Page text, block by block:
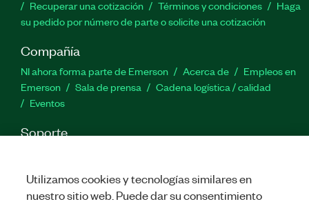
Recuperar una cotización
Términos y condiciones
Haga
su pedido por número de parte o solicite una cotización
Compañía
NI ahora forma parte de Emerson Acerca de
Empleos en
Emerson
Sala de prensa
Cadena logística / calidad
Eventos
Soporte
Comentarios
Utilizamos cookies y tecnologías similares en
nuestro sitio web. Puede dar su consentimiento